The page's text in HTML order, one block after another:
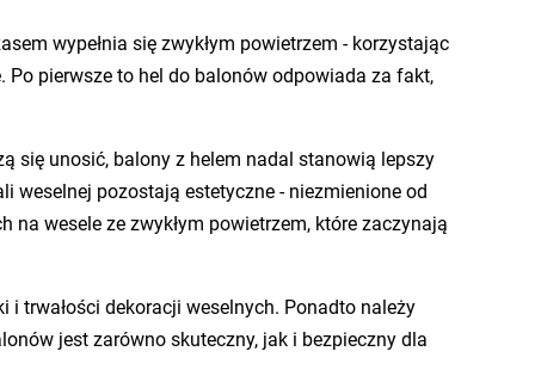
wypełnia się zwykłym powietrzem - korzystając
Po pierwsze to hel do balonów odpowiada za fakt,
się unosić, balony z helem nadal stanowią lepszy
weselnej pozostają estetyczne - niezmienione od
na wesele ze zwykłym powietrzem, które zaczynają
i trwałości dekoracji weselnych. Ponadto należy
jest zarówno skuteczny, jak i bezpieczny dla